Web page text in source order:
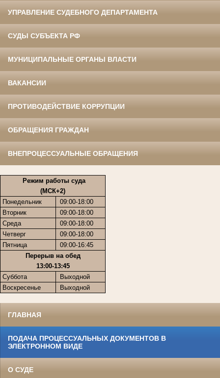
УПРАВЛЕНИЕ СУДЕБНОГО ДЕПАРТАМЕНТА
СУДЫ СУБЪЕКТА РФ
МУНИЦИПАЛЬНЫЕ ОРГАНЫ ВЛАСТИ
ВАКАНСИИ
ПРОТИВОДЕЙСТВИЕ КОРРУПЦИИ
ОБРАЩЕНИЯ ГРАЖДАН
ВНЕПРОЦЕССУАЛЬНЫЕ ОБРАЩЕНИЯ
Режим работы суда
(МСК+2)
Понедельник
09:00-18:00
Вторник
09:00-18:00
Среда
09:00-18:00
Четверг
09:00-18:00
Пятница
09:00-16:45
Перерыв на обед
13:00-13:45
Суббота
Выходной
Воскресенье
Выходной
ГЛАВНАЯ
ПОДАЧА ПРОЦЕССУАЛЬНЫХ ДОКУМЕНТОВ В
ЭЛЕКТРОННОМ ВИДЕ
О СУДЕ